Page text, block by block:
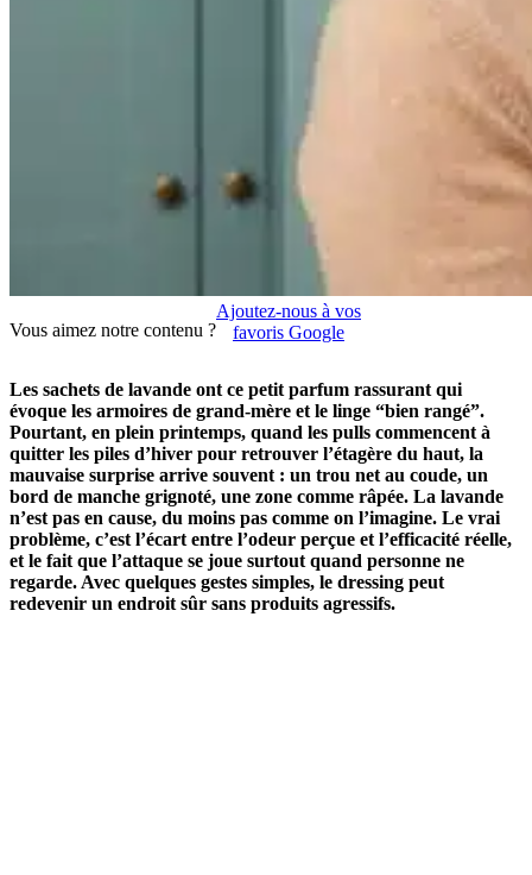
Vous aimez notre contenu ?
Ajoutez-nous à vos
favoris Google
Les sachets de lavande ont ce petit parfum rassurant qui
évoque les armoires de grand-mère et le linge “bien rangé”.
Pourtant, en plein printemps, quand les pulls commencent à
quitter les piles d’hiver pour retrouver l’étagère du haut, la
mauvaise surprise arrive souvent : un trou net au coude, un
bord de manche grignoté, une zone comme râpée. La lavande
n’est pas en cause, du moins pas comme on l’imagine. Le vrai
problème, c’est l’écart entre l’odeur perçue et l’efficacité réelle,
et le fait que l’attaque se joue surtout quand personne ne
regarde. Avec quelques gestes simples, le dressing peut
redevenir un endroit sûr sans produits agressifs.